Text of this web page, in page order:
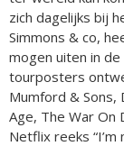
zich dagelijks bij
Simmons & co,
mogen uiten in
tourposters
Mumford & Sons,
Age, The War On
Netflix reeks